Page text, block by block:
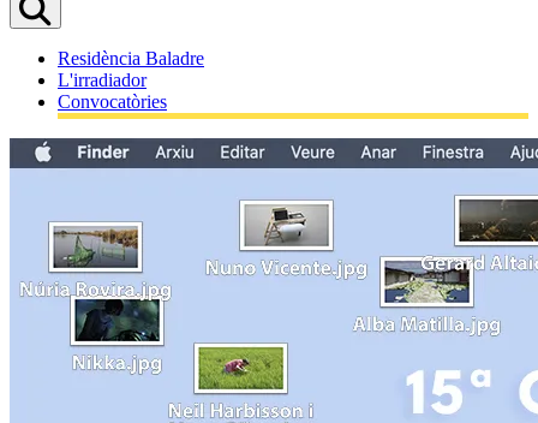
Residència Baladre
L'irradiador
Convocatòries